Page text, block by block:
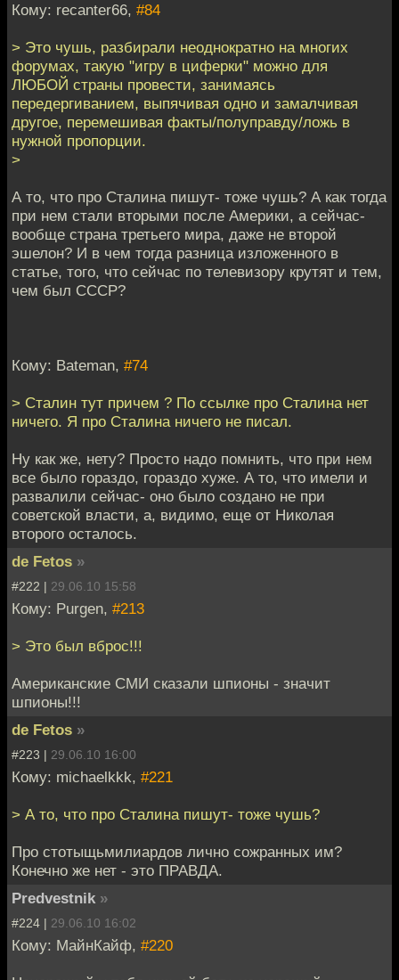
Кому: recanter66, #84
> Это чушь, разбирали неоднократно на многих
форумах, такую "игру в циферки" можно для
ЛЮБОЙ страны провести, занимаясь
передергиванием, выпячивая одно и замалчивая
другое, перемешивая факты/полуправду/ложь в
нужной пропорции.
>
А то, что про Сталина пишут- тоже чушь? А как тогда
при нем стали вторыми после Америки, а сейчас-
вообще страна третьего мира, даже не второй
эшелон? И в чем тогда разница изложенного в
статье, того, что сейчас по телевизору крутят и тем,
чем был СССР?
Кому: Bateman, #74
> Сталин тут причем ? По ссылке про Сталина нет
ничего. Я про Сталина ничего не писал.
Ну как же, нету? Просто надо помнить, что при нем
все было гораздо, гораздо хуже. А то, что имели и
развалили сейчас- оно было создано не при
советской власти, а, видимо, еще от Николая
второго осталось.
de Fetos »
#222 | 29.06.10 15:58
Кому: Purgen, #213
> Это был вброс!!!
Американские СМИ сказали шпионы - значит
шпионы!!!
de Fetos »
#223 | 29.06.10 16:00
Кому: michaelkkk, #221
> А то, что про Сталина пишут- тоже чушь?
Про стотыщьмилиардов лично сожранных им?
Конечно же нет - это ПРАВДА.
Predvestnik »
#224 | 29.06.10 16:02
Кому: МайнКайф, #220